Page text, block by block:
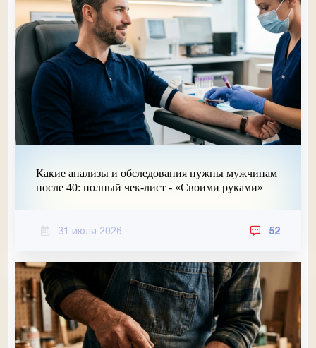
Какие анализы и обследования нужны мужчинам
после 40: полный чек-лист - «Своими руками»
31 июля 2026 52